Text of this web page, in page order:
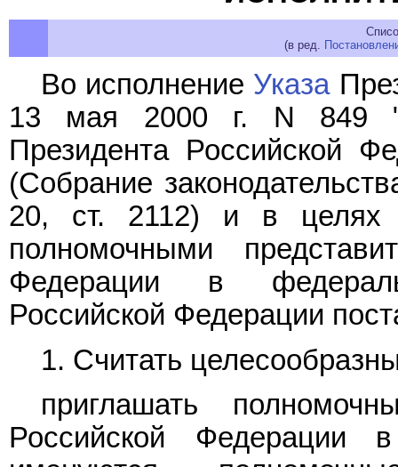
(в ред.
Во исполнение Указа
13 мая 2000 г. N 849 "О
Президента Российской
(Собрание
20, ст. 2112) и в целях
полномочными
Федерации в
Российской Федерации
1. Считать
приглашать
Российской Федерации